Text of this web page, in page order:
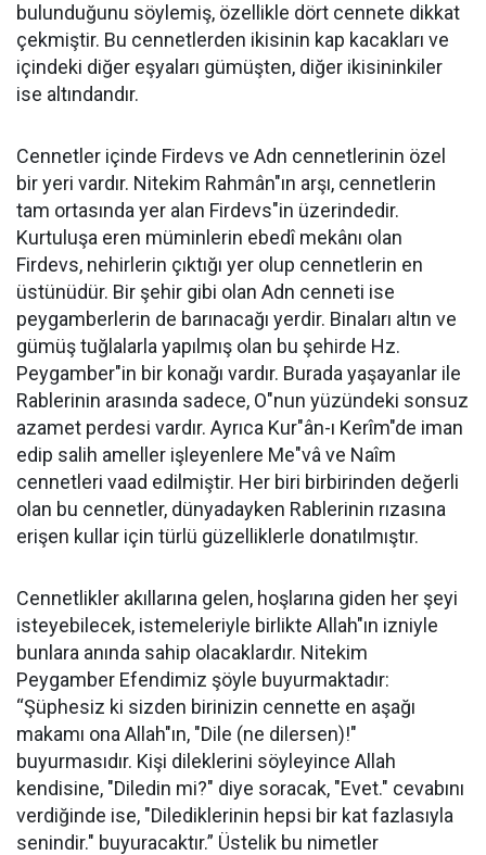
bulunduğunu söylemiş, özellikle dört cennete dikkat
çekmiştir. Bu cennetlerden ikisinin kap kacakları ve
içindeki diğer eşyaları gümüşten, diğer ikisininkiler
ise altındandır.
Cennetler içinde Firdevs ve Adn cennetlerinin özel
bir yeri vardır. Nitekim Rahmân"ın arşı, cennetlerin
tam ortasında yer alan Firdevs"in üzerindedir.
Kurtuluşa eren müminlerin ebedî mekânı olan
Firdevs, nehirlerin çıktığı yer olup cennetlerin en
üstünüdür. Bir şehir gibi olan Adn cenneti ise
peygamberlerin de barınacağı yerdir. Binaları altın ve
gümüş tuğlalarla yapılmış olan bu şehirde Hz.
Peygamber"in bir konağı vardır. Burada yaşayanlar ile
Rablerinin arasında sadece, O"nun yüzündeki sonsuz
azamet perdesi vardır. Ayrıca Kur"ân-ı Kerîm"de iman
edip salih ameller işleyenlere Me"vâ ve Naîm
cennetleri vaad edilmiştir. Her biri birbirinden değerli
olan bu cennetler, dünyadayken Rablerinin rızasına
erişen kullar için türlü güzelliklerle donatılmıştır.
Cennetlikler akıllarına gelen, hoşlarına giden her şeyi
isteyebilecek, istemeleriyle birlikte Allah"ın izniyle
bunlara anında sahip olacaklardır. Nitekim
Peygamber Efendimiz şöyle buyurmaktadır:
“Şüphesiz ki sizden birinizin cennette en aşağı
makamı ona Allah"ın, "Dile (ne dilersen)!"
buyurmasıdır. Kişi dileklerini söyleyince Allah
kendisine, "Diledin mi?" diye soracak, "Evet." cevabını
verdiğinde ise, "Dilediklerinin hepsi bir kat fazlasıyla
senindir." buyuracaktır.” Üstelik bu nimetler